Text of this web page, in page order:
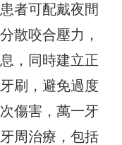
者可配戴夜間
散咬合壓力，
，同時建立正
刷，避免過度
傷害，萬一牙
周治療，包括